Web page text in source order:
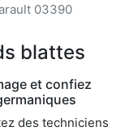
03390
blattes
et confiez
des techniciens